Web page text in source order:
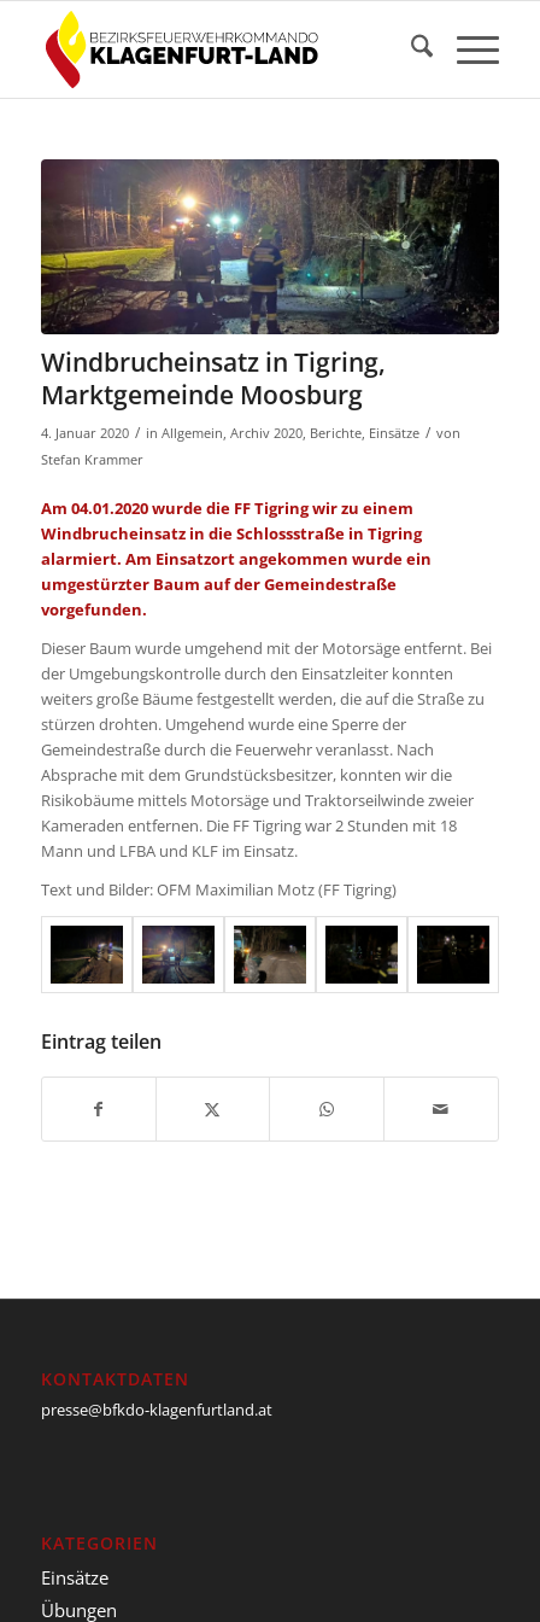
Windbrucheinsatz in Tigring,
Marktgemeinde Moosburg
4. Januar 2020 / in Allgemein Archiv 2020, Berichte, Einsätze / von
Stefan Krammer
Am 04.01.2020 wurde die FF Tigring wir zu einem
Windbrucheinsatz in die Schlossstraße in Tigring
alarmiert. Am Einsatzort angekommen wurde ein
umgestürzter Baum auf der Gemeindestraße
vorgefunden.
Dieser Baum wurde umgehend mit der Motorsäge entfernt. Bei
der Umgebungskontrolle durch den Einsatzleiter konnten
weiters große Bäume festgestellt werden, die auf die Straße zu
stürzen drohten. Umgehend wurde eine Sperre der
Gemeindestraße durch die Feuerwehr veranlasst. Nach
Absprache mit dem Grundstücksbesitzer, konnten wir die
Risikobäume mittels Motorsäge und Traktorseilwinde zweier
Kameraden entfernen. Die FF Tigring war 2 Stunden mit 18
Mann und LFBA und KLF im Einsatz.
Text und Bilder: OFM Maximilian Motz (FF Tigring)
Eintrag teilen
KONTAKTDATEN
presse@bfkdo-klagenfurtland.at
KATEGORIEN
Einsätze
Übungen